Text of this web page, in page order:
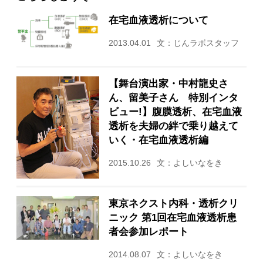
在宅血液透析について
2013.04.01 文：じんラボスタッフ
【舞台演出家・中村龍史さ
ん、留美子さん 特別インタ
ビュー!】腹膜透析、在宅血液
透析を夫婦の絆で乗り越えて
いく・在宅血液透析編
2015.10.26 文：よしいなをき
東京ネクスト内科・透析クリ
ニック 第1回在宅血液透析患
者会参加レポート
2014.08.07 文：よしいなをき